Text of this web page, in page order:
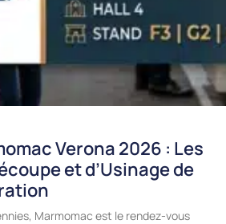
Verona 2026 : Les
et d’Usinage de
Marmomac est le rendez-vous